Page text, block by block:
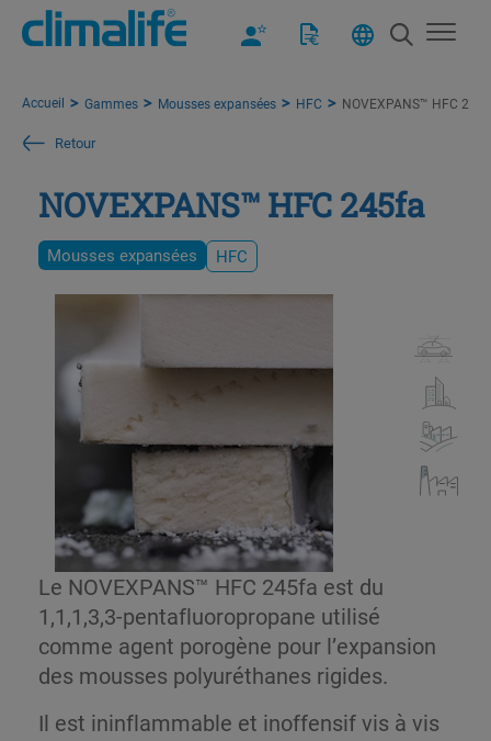
Accueil Gammes Mousses expansées HFC NOVEXPANS™ HFC
Retour
NOVEXPANS™ HFC 245fa
Mousses expansées HFC
Le NOVEXPANS™ HFC 245fa est du
1,1,1,3,3-pentafluoropropane utilisé
comme agent porogène pour l’expansion
des mousses polyuréthanes rigides.
Il est ininflammable et inoffensif vis à vis